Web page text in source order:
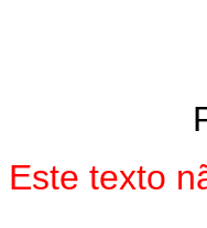
Este texto